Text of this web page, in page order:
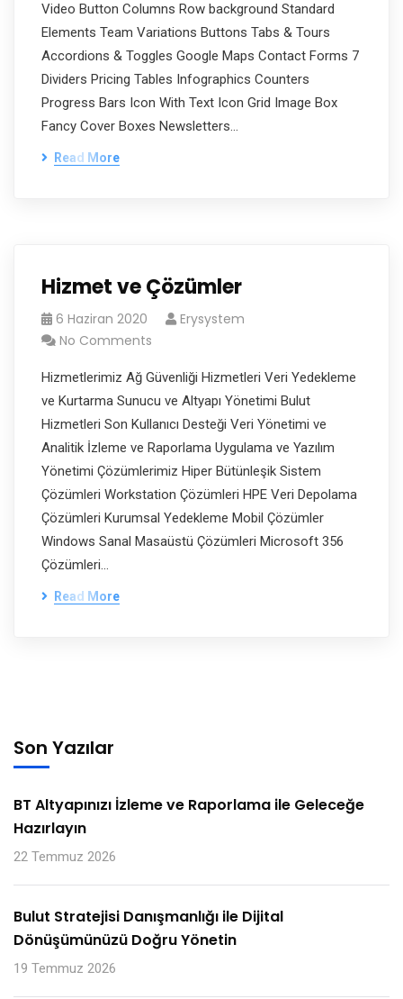
Video Button Columns Row background Standard
Elements Team Variations Buttons Tabs & Tours
Accordions & Toggles Google Maps Contact Forms 7
Dividers Pricing Tables Infographics Counters
Progress Bars Icon With Text Icon Grid Image Box
Fancy Cover Boxes Newsletters…
Read More
Hizmet ve Çözümler
6 Haziran 2020
Erysystem
No Comments
Hizmetlerimiz Ağ Güvenliği Hizmetleri Veri Yedekleme
ve Kurtarma Sunucu ve Altyapı Yönetimi Bulut
Hizmetleri Son Kullanıcı Desteği Veri Yönetimi ve
Analitik İzleme ve Raporlama Uygulama ve Yazılım
Yönetimi Çözümlerimiz Hiper Bütünleşik Sistem
Çözümleri Workstation Çözümleri HPE Veri Depolama
Çözümleri Kurumsal Yedekleme Mobil Çözümler
Windows Sanal Masaüstü Çözümleri Microsoft 356
Çözümleri…
Read More
Son Yazılar
BT Altyapınızı İzleme ve Raporlama ile Geleceğe
Hazırlayın
22 Temmuz 2026
Bulut Stratejisi Danışmanlığı ile Dijital
Dönüşümünüzü Doğru Yönetin
19 Temmuz 2026